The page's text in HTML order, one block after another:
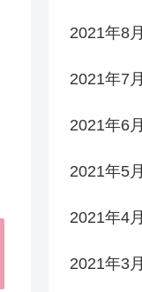
2021年8月
2021年7月
2021年6月
2021年5月
2021年4月
2021年3月